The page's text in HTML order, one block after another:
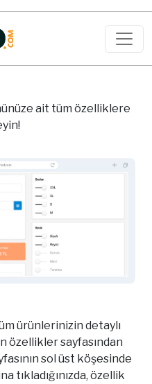
ait tüm özelliklere
ürünlerinizin detaylı
özellikler sayfasından
sol üst köşesinde
tıkladığınızda, özellik